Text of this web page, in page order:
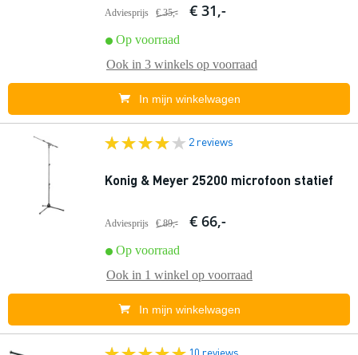
Adviesprijs € 35,- € 31,-
Op voorraad
Ook in 3 winkels op voorraad
In mijn winkelwagen
2 reviews
Konig & Meyer 25200 microfoon statief
Adviesprijs € 89,- € 66,-
Op voorraad
Ook in 1 winkel op voorraad
In mijn winkelwagen
10 reviews